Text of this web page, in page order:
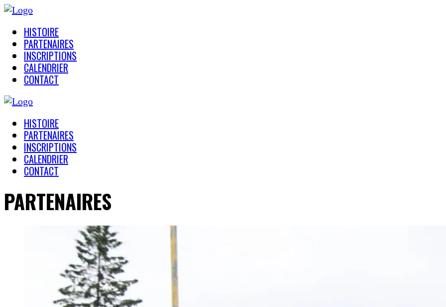
HISTOIRE
PARTENAIRES
INSCRIPTIONS
CALENDRIER
CONTACT
HISTOIRE
PARTENAIRES
INSCRIPTIONS
CALENDRIER
CONTACT
PARTENAIRES